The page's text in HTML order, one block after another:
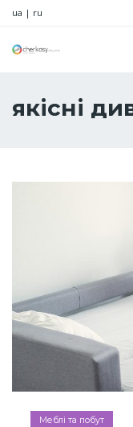
ua | ru
якісні
Меблі та побут